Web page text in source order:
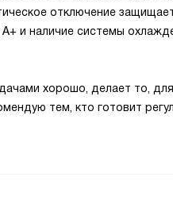
отключение
и наличие системы
хорошо, делает то, для
тем, кто готовит